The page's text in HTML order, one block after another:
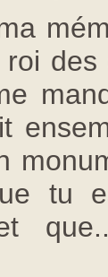
des
tu
et